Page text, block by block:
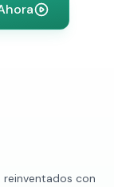
reinventados con